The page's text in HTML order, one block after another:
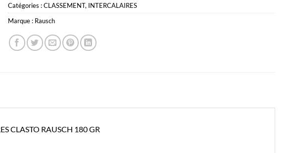
Catégories :CLASSEMENT, INTERCALAIRES
Marque : Rausch
CLASTO RAUSCH 180 GR